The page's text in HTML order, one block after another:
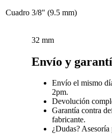
Cuadro 3/8" (9.5 mm)
32 mm
Envío y
Envío el mismo
2pm.
Devolución
Garantía contra
fabricante.
¿Dudas?